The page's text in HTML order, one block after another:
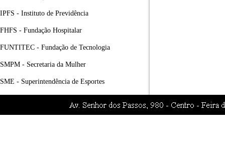
IPFS - Instituto de Previdência
FHFS - Fundação Hospitalar
FUNTITEC - Fundação de Tecnologia
SMPM - Secretaria da Mulher
SME - Superintendência de Esportes